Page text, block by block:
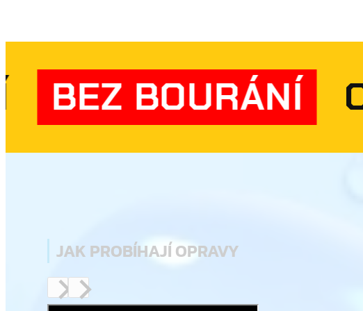
POTRUBÍ BEZ
JAK PROBÍHAJÍ OPRAVY